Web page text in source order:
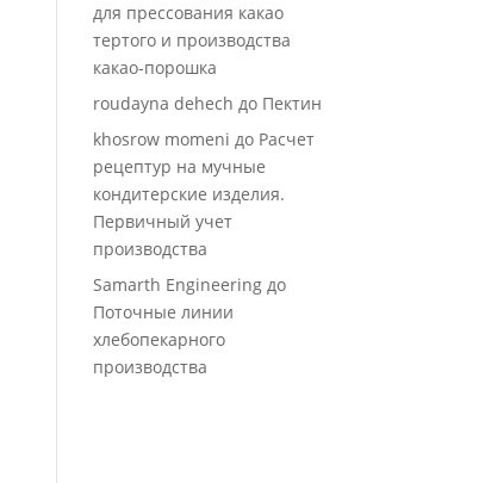
для прессования какао
тертого и производства
какао-порошка
roudayna dehech до Пектин
khosrow momeni до Расчет
рецептур на мучные
кондитерские изделия.
Первичный учет
производства
Samarth Engineering до
Поточные линии
хлебопекарного
производства